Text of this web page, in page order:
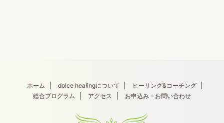
ホーム dolce healingについて
ヒーリング&コーチング
総合プログラム
アクセス お申込み・お問い合わせ